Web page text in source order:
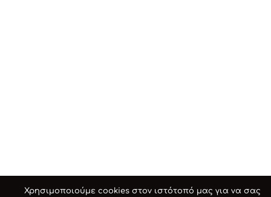
Χρησιμοποιούμε cookies στον ιστότοπό μας για να σας